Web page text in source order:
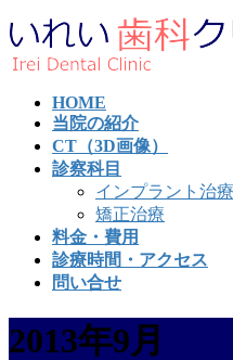
コ
ン
テ
ナ
ビ
ゲ
HOME
当院の紹介
CT（3D画像）
診察科目
インプラント治療
矯正治療
料金・費用
診療時間・アクセス
問い合せ
2013年9月